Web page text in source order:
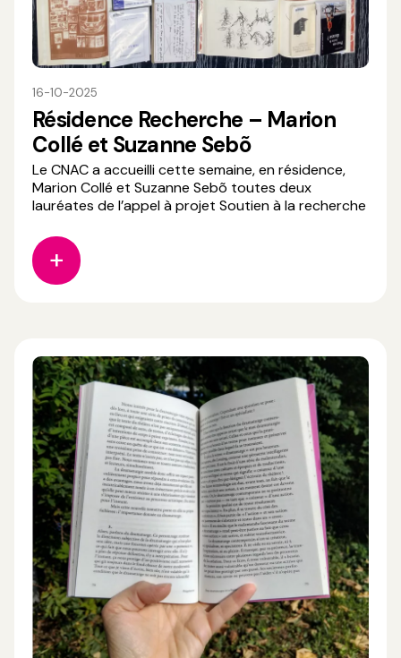
16-10-2025
Résidence Recherche – Marion
Collé et Suzanne Sebõ
Le CNAC a accueilli cette semaine, en résidence,
Marion Collé et Suzanne Sebõ toutes deux
lauréates de l’appel à projet Soutien à la recherche
notation poétique », propose de traduire la
pratique du fil en un langage sensible et visuel. En
mêlant